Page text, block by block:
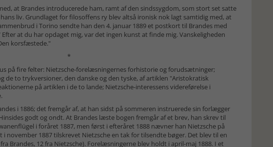
at Brandes introducerede ham, ramt af den sinds­sygdom, som stort set satte
liv. Grundlaget for filosoffens ry blev altså ironisk nok lagt samtidig med, at
i Torino sendte han den 4. januar 1889 et postkort til Brandes med
at du har opdaget mig, var det ingen kunst at finde mig. Van­ske­lig­he­den
korsfæstede."
*
på fire felter: Nietzsche-forelæsningernes forhistorie og forudsætninger;
de to trykversioner, den danske og den tyske, af artiklen "Aristokratisk
på ar­tiklen i de to lande; Nietz­sche-interessens videreførelse i
i 1886; det fremgår af, at han sidst på somme­ren instruerede sin forlægger
godt og ondt. At Brandes læste bogen fremgår af et brev, han skrev til
i foråret 1887, men først i efteråret 1888 nævner han Nietzsche på
november 1887 tilskrevet Nietzsche en tak for tilsendte bøger. Det blev til en
Brandes, 12 fra Nietzsche). Fo­re­læs­ninger­ne blev holdt i april-maj 1888. I et